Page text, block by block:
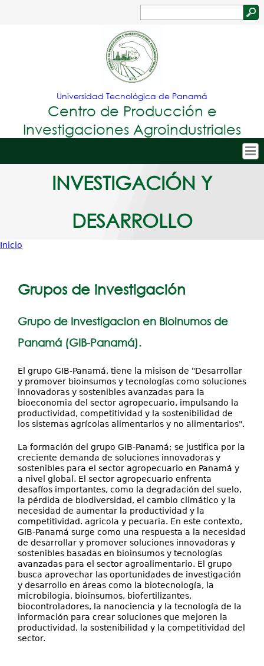
Jump to navigation
de
búsqueda
Universidad Tecnológica de Panamá
Centro de Producción e
Investigaciones Agroindustriales
Inicio
Personal
Proyectos de Investigación
Servicios
Extensión
Contáctenos
INVESTIGACIÓN Y
DESARROLLO
está
Inicio
Grupos de investigación
Grupo de Investigacion en Bioinumos de
Panamá (GIB-Panamá).
El grupo GIB-Panamá, tiene la misison de "Desarrollar
y promover bioinsumos y tecnologías como soluciones
innovadoras y sostenibles avanzadas para la
bioeconomia del sector agropecuario, impulsando la
productividad, competitividad y la sostenibilidad de
los sistemas agrícolas alimentarios y no alimentarios".
La formación del grupo GIB-Panamá; se justifica por la
creciente demanda de soluciones innovadoras y
sostenibles para el sector agropecuario en Panamá y
a nivel global. El sector agropecuario enfrenta
desafíos importantes, como la degradación del suelo,
la pérdida de biodiversidad, el cambio climático y la
necesidad de aumentar la productividad y la
competitividad. agricola y pecuaria. En este contexto,
GIB-Panamá surge como una respuesta a la necesidad
de desarrollar y promover soluciones innovadoras y
sostenibles basadas en bioinsumos y tecnologías
avanzadas para el sector agroalimentario. El grupo
busca aprovechar las oportunidades de investigación
y desarrollo en áreas como la biotecnología, la
microbilogia, bioinsumos, biofertilizantes,
biocontroladores, la nanociencia y la tecnología de la
información para crear soluciones que mejoren la
productividad, la sostenibilidad y la competitividad del
sector.